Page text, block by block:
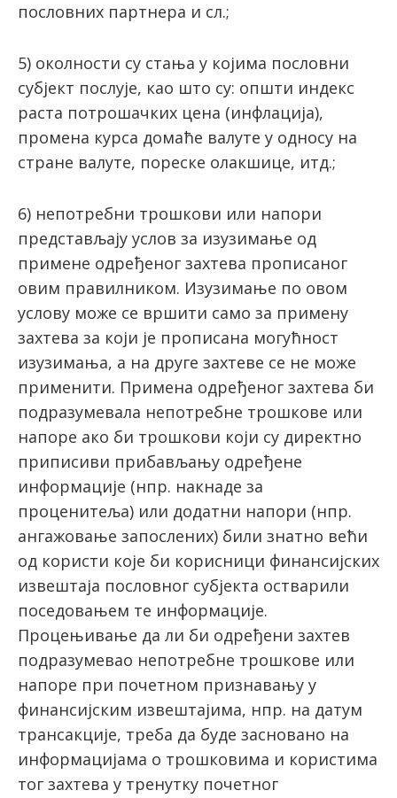
пословних партнера и сл.;
5) околности су стања у којима пословни
субјект послује, као што су: општи индекс
раста потрошачких цена (инфлација),
промена курса домаће валуте у односу на
стране валуте, пореске олакшице, итд.;
6) непотребни трошкови или напори
представљају услов за изузимање од
примене одређеног захтева прописаног
овим правилником. Изузимање по овом
услову може се вршити само за примену
захтева за који је прописана могућност
изузимања, а на друге захтеве се не може
применити. Примена одређеног захтева би
подразумевала непотребне трошкове или
напоре ако би трошкови који су директно
приписиви прибављању одређене
информације (нпр. накнаде за
проценитеља) или додатни напори (нпр.
ангажовање запослених) били знатно већи
од користи које би корисници финансијских
извештаја пословног субјекта остварили
поседовањем те информације.
Процењивање да ли би одређени захтев
подразумевао непотребне трошкове или
напоре при почетном признавању у
финансијским извештајима, нпр. на датум
трансакције, треба да буде засновано на
информацијама о трошковима и користима
тог захтева у тренутку почетног